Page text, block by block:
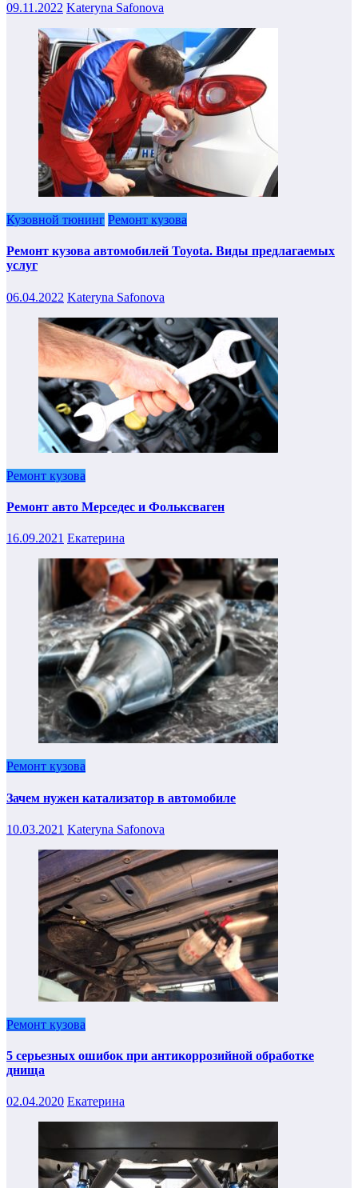
09.11.2022 Kateryna Safonova
Кузовной тюнинг Ремонт кузова
Ремонт кузова автомобилей Toyota. Виды предлагаемых
услуг
06.04.2022 Kateryna Safonova
Ремонт кузова
Ремонт авто Мерседес и Фольксваген
16.09.2021 Екатерина
Ремонт кузова
Зачем нужен катализатор в автомобиле
10.03.2021 Kateryna Safonova
Ремонт кузова
5 серьезных ошибок при антикоррозийной обработке
днища
02.04.2020 Екатерина